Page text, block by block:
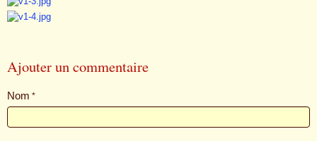
Ajouter un commentaire
Nom